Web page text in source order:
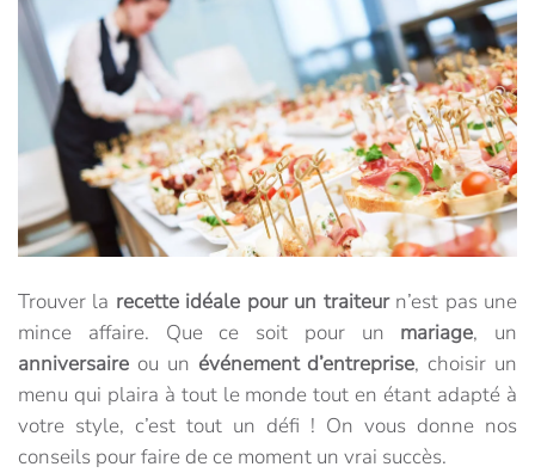
Trouver la recette idéale pour un traiteurn’est pas une
mince affaire. Que ce soit pour un mariage, un
anniversaire ou un événement d’entreprise, choisir un
menu qui plaira à tout le monde tout en étant adapté à
votre style, c’est tout un défi ! On vous donne nos
conseils pour faire de ce moment un vrai succès.